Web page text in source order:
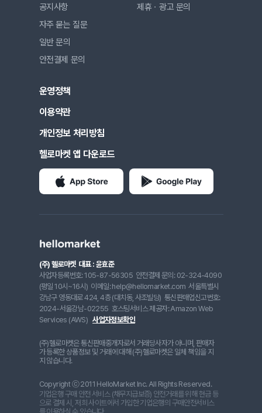
공지사항
자주 묻는 질문
일반 문의
안전결제 문의
제휴ㆍ광고 문의
운영정책
이용약관
개인정보 처리방침
헬로마켓 앱 다운로드
(주) 헬로마켓 대표 : 윤효준
사업자등록번호: 105-87-56305 안전결제 문의: 02-324-4090
(평일 10시~16시) 이메일: help@hellomarket.com 서울특별시
강남구 영동대로 424, 4층 (대치동, 사조빌딩) 통신판매업신고번호:
2024-서울강남-02255 호스팅서비스 제공자: Amazon Web
Services (AWS) 사업자정보확인
(주)헬로마켓은 통신판매중개자로서 거래당사자가 아니며, 판매자
가 등록한 상품정보 및 거래에 대해 (주)헬로마켓은 일체 책임을 지
지 않습니다.
Copyright ⓒ 2011 HelloMarket Inc. All Rights Reserved.
기업은행 구매 안전 서비스 (채무지급보증) 안전거래를 위해 현금 등
으로 결제 시, 저희 사이트에서 가입한 기업은행의 구매안전서비스